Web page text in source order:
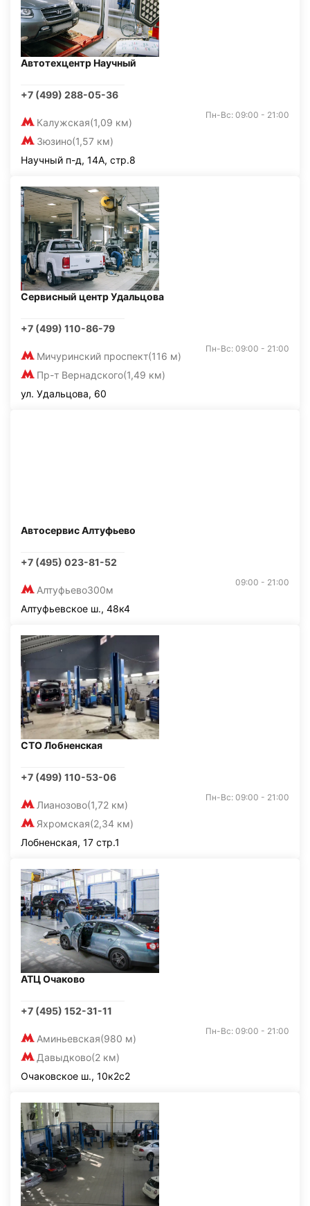
Автотехцентр Научный
+7 (499) 288-05-36
Калужская(1,09 км)
Зюзино(1,57 км)
Пн-Вс: 09:00 - 21:00
Научный п-д, 14А, стр.8
Сервисный центр Удальцова
+7 (499) 110-86-79
Мичуринский проспект(116 м)
Пр-т Вернадского(1,49 км)
Пн-Вс: 09:00 - 21:00
ул. Удальцова, 60
Автосервис Алтуфьево
+7 (495) 023-81-52
Алтуфьево300м
09:00 - 21:00
Алтуфьевское ш., 48к4
СТО Лобненская
+7 (499) 110-53-06
Лианозово(1,72 км)
Яхромская(2,34 км)
Пн-Вс: 09:00 - 21:00
Лобненская, 17 стр.1
АТЦ Очаково
+7 (495) 152-31-11
Аминьевская(980 м)
Давыдково(2 км)
Пн-Вс: 09:00 - 21:00
Очаковское ш., 10к2с2